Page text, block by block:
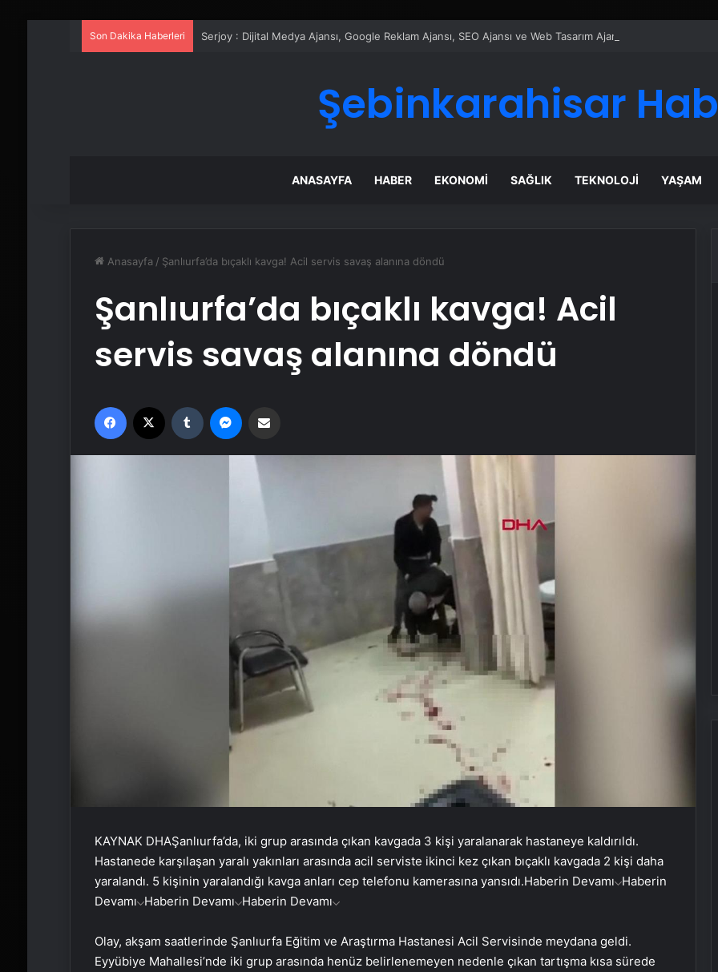
Son Dakika Haberleri Serjoy : Dijital Medya Ajansı, Google Reklam Ajansı, SEO Ajansı ve Web Tasarım Ajansı
Şebinkarahisar
ANASAYFA HABER EKONOMI SAĞLIK TEKNOLOJI YAŞAM
Anasayfa / Şanlıurfa’da bıçaklı kavga! Acil servis savaş alanına döndü
Şanlıurfa’da bıçaklı kavga! Acil
servis savaş alanına döndü
Facebook Tumblr
KAYNAK DHAŞanlıurfa’da, iki grup arasında çıkan kavgada 3 kişi yaralanarak hastaneye kaldırıldı.
Hastanede karşılaşan yaralı yakınları arasında acil serviste ikinci kez çıkan bıçaklı kavgada 2 kişi daha
yaralandı. 5 kişinin yaralandığı kavga anları cep telefonu kamerasına yansıdı.Haberin Devamı Haberin
Devamı Haberin Devamı Haberin Devamı
Olay, akşam saatlerinde Şanlıurfa Eğitim ve Araştırma Hastanesi Acil Servisinde meydana geldi.
Eyyübiye Mahallesi’nde iki grup arasında henüz belirlenemeyen nedenle çıkan tartışma kısa sürede